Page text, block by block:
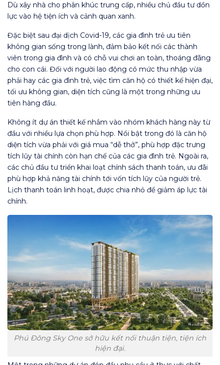
Dù xây nhà cho phân khúc trung cấp, nhiều chủ đầu tư dồn
lực vào hệ tiện ích và cảnh quan xanh.
Đặc biệt sau đại dịch Covid-19, các gia đình trẻ ưu tiên
không gian sống trong lành, đảm bảo kết nối các thành
viên trong gia đình và có chỗ vui chơi an toàn, thoáng đãng
cho con cái. Đối với người lao động có mức thu nhập vừa
phải hay các gia đình trẻ, việc tìm căn hộ có thiết kế hiện đại,
tối ưu không gian, diện tích cũng là một trong những ưu
tiên hàng đầu.
Không ít dự án thiết kế nhắm vào nhóm khách hàng này từ
đầu với nhiều lựa chọn phù hợp. Nổi bật trong đó là căn hộ
diện tích vừa phải với giá mua “dễ thở”, phù hợp đặc trưng
tích lũy tài chính còn hạn chế của các gia đình trẻ. Ngoài ra,
các chủ đầu tư triển khai loạt chính sách thanh toán, ưu đãi
phù hợp khả năng tài chính tới vốn tích lũy của người trẻ.
Lịch thanh toán linh hoạt, được chia nhỏ để giảm áp lực tài
chính.
Phú Đông Sky One sở hữu kết nối thuận tiện, tiện ích
hiện đại.